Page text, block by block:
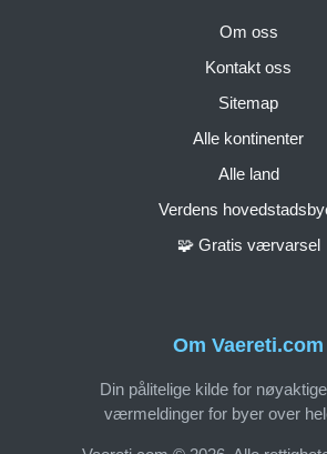
Om Vaereti.com
Din pålitelige kilde for
værmeldinger for byer over
Om oss
Kontakt oss
Sitemap
Alle kontinenter
Alle land
Verdens
🧩 Gratis værvarsel